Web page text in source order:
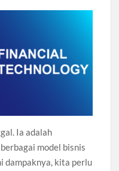
Ia adalah
model bisnis
dampaknya, kita perlu